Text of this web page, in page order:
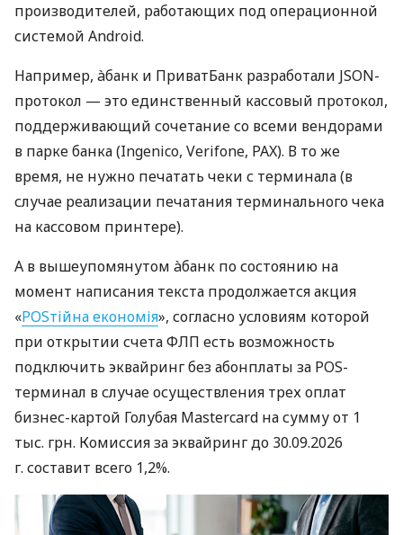
производителей, работающих под операционной
системой Android.
Например, àбанк и ПриватБанк разработали JSON-
протокол — это единственный кассовый протокол,
поддерживающий сочетание со всеми вендорами
в парке банка (Ingenico, Verifone, PAX). В то же
время, не нужно печатать чеки с терминала (в
случае реализации печатания терминального чека
на кассовом принтере).
А в вышеупомянутом àбанк по состоянию на
момент написания текста продолжается акция
«POSтійна економія», согласно условиям которой
при открытии счета ФЛП есть возможность
подключить эквайринг без абонплаты за POS-
терминал в случае осуществления трех оплат
бизнес-картой Голубая Mastercard на сумму от 1
тыс. грн. Комиссия за эквайринг до 30.09.2026
г. составит всего 1,2%.